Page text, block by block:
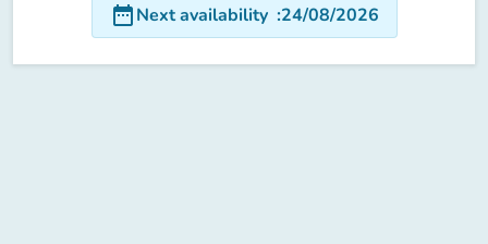
date_rangeNext availability :24/08/2026